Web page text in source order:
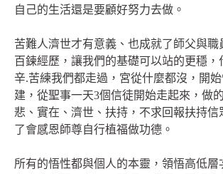
自己的生活還是要顧好努力去做。
苦難人濟世才有意義、也成就了師父與職
百鍊經歷，讓我們的基礎可以站的更穩，
辛.苦練我們都走過，宮從什麼都沒，開始
建，從聖事一天3個信徒開始走起來，做
悲、實在、濟世、扶持，不求回報扶持信
了會感恩師尊自行植福做功德。
所有的悟性都與個人的本靈，領悟高低層